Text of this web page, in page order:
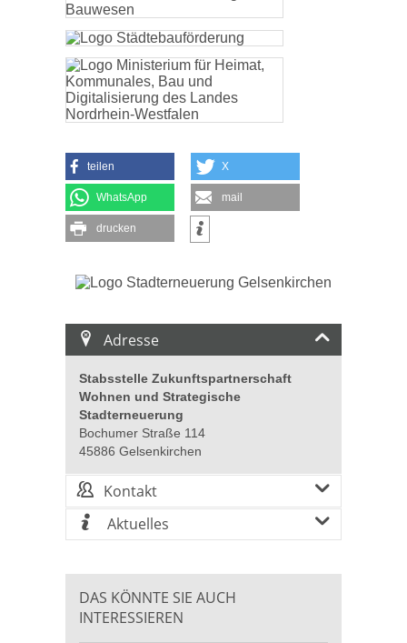
teilen X
WhatsApp mail
drucken
Adresse
Stabsstelle Zukunftspartnerschaft
Wohnen und Strategische
Stadterneuerung
Bochumer Straße 114
45886 Gelsenkirchen
Kontakt
Aktuelles
DAS KÖNNTE SIE AUCH
INTERESSIEREN